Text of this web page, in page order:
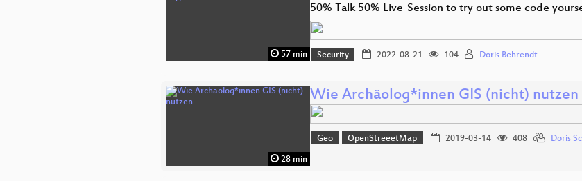
57 min
50% Talk 50% Live-Session to try out some code
Security 2022-08-21 104 Doris Behrendt
28 min
Wie Archäolog*innen GIS (nicht) nutzen
Geo OpenStreeetMap 2019-03-14 408 Doris